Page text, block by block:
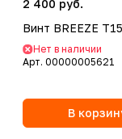
2 400 руб.
Винт BREEZE
Нет в наличии
Арт. 00000005621
В